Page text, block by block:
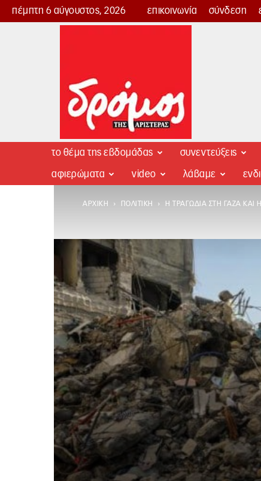
πέμπτη 6 αύγουστος, 2026 επικοινωνία σύνδεση
Δρόμος
το θέμα της εβδομάδας συνεντεύξεις
αφιερώματα video λάβαμε
ΑΡΧΙΚΉ ΠΟΛΙΤΙΚΉ Η ΤΡΑΓΩΔΊΑ ΣΤΗ ΓΆΖΑ ΚΑΙ